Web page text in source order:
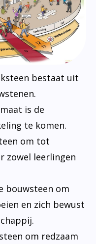
bestaat uit
is de
te komen.
om tot
zowel leerlingen
bouwsteen om
en zich bewust
om redzaam